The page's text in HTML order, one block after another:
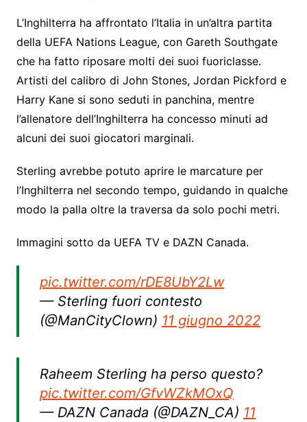
L’Inghilterra ha affrontato l’Italia in un’altra partita
della UEFA Nations League, con Gareth Southgate
che ha fatto riposare molti dei suoi fuoriclasse.
Artisti del calibro di John Stones, Jordan Pickford e
Harry Kane si sono seduti in panchina, mentre
l’allenatore dell’Inghilterra ha concesso minuti ad
alcuni dei suoi giocatori marginali.
Sterling avrebbe potuto aprire le marcature per
l’Inghilterra nel secondo tempo, guidando in qualche
modo la palla oltre la traversa da solo pochi metri.
Immagini sotto da UEFA TV e DAZN Canada.
pic.twitter.com/rDE8UbY2Lw
— Sterling fuori contesto
(@ManCityClown) 11 giugno 2022
Raheem Sterling ha perso questo?
pic.twitter.com/GfvWZkMOxQ
— DAZN Canada (@DAZN_CA) 11